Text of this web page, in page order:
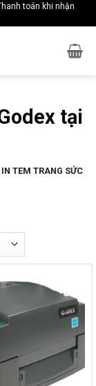
toán khi nhận
tại
TEM TRANG SỨC
-8%